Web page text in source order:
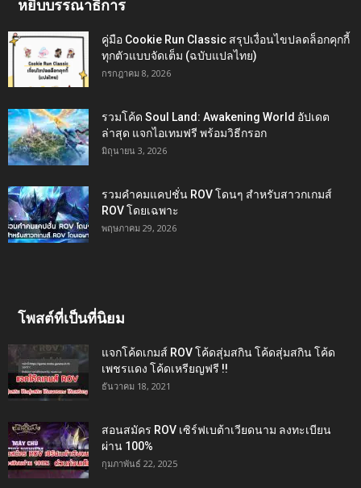
หยิบบรรณาธิการ
คู่มือ Cookie Run Classic สรุปเงื่อนไขปลดล็อกคุกกี้
ทุกตัวแบบจัดเต็ม (ฉบับแปลไทย)
กรกฎาคม 8, 2026
รวมโค้ด Soul Land: Awakening World อัปเดต
ล่าสุด แจกไอเทมฟรี พร้อมวิธีกรอก
มิถุนายน 3, 2026
รวมคำคมแคปชั่น ROV โดนๆ สำหรับสาวกเกมส์
ROV โดยเฉพาะ
พฤษภาคม 29, 2026
โพสต์ที่เป็นที่นิยม
แจกโค้ดเกมส์ ROV โค้ดสุ่มสกิน โค้ดสุ่มสกิน โค้ด
เพชรแดง โค้ดเหรียญฟรี !!
ธันวาคม 18, 2021
สอนสมัคร ROV เซิร์ฟเบต้าเวียดนาม ลงทะเบียน
ผ่าน 100%
กุมภาพันธ์ 22, 2025